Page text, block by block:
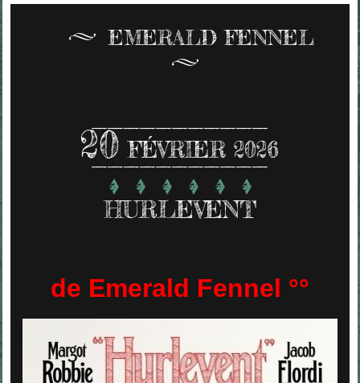
EMERALD FENNEL
20 FÉVRIER 2026
HURLEVENT
de Emerald Fennel °°